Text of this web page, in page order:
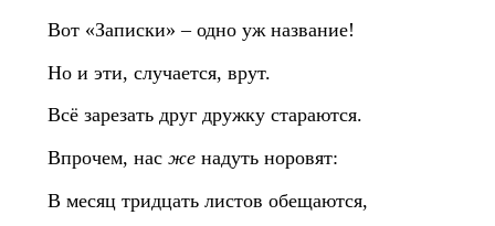
Вот «Записки» – одно уж название!
Но и эти, случается, врут.
Всё зарезать друг дружку стараются.
Впрочем, нас женадуть норовят:
В месяц тридцать листов обещаются,